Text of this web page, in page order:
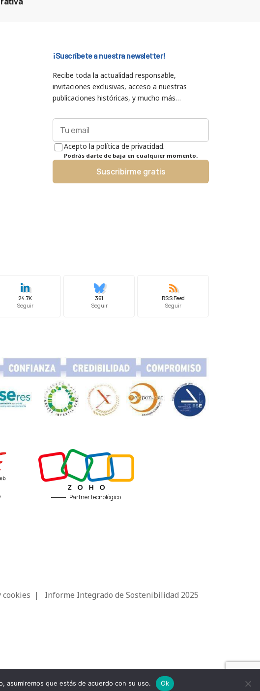
¡Suscríbete a nuestra newsletter!
Recibe toda la actualidad responsable,
invitaciones exclusivas, acceso a nuestras
publicaciones históricas, y mucho más…
Acepto la política de privacidad.
Podrás darte de baja en cualquier momento.
Suscribirme gratis
24.7K
Seguir
361
Seguir
RSS Feed
Seguir
Partner tecnológico
| Informe Integrado de Sostenibilidad 2025
asumiremos que estás de acuerdo con su uso. Ok